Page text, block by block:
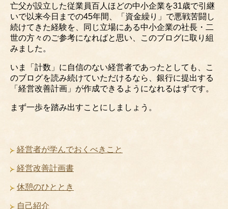
亡父が設立した従業員百人ほどの中小企業を31歳で引継
いで以来今日までの45年間、「資金繰り」で悪戦苦闘し
続けてきた経験を、同じ立場にある中小企業の社長・二
世の方々のご参考になればと思い、このブログに取り組
みました。
いま「計数」に自信のない経営者であったとしても、こ
のブログを読み続けていただけるなら、銀行に提出する
「経営改善計画」が作成できるようになれるはずです。
まず一歩を踏み出すことにしましょう。
経営者が学んでおくべきこと
経営改善計画書
休憩のひととき
自己紹介